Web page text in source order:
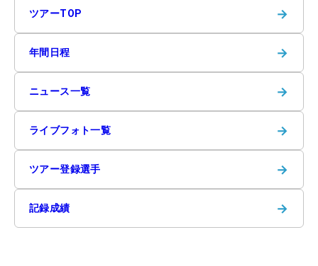
ツアーTOP →
年間日程 →
ニュース一覧 →
ライブフォト一覧 →
ツアー登録選手 →
記録成績 →